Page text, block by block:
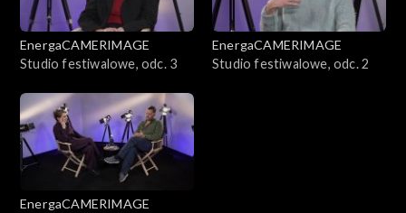
EnergaCAMERIMAGE
Studio festiwalowe, odc. 3
EnergaCAMERIMAGE
Studio festiwalowe, odc. 2
EnergaCAMERIMAGE